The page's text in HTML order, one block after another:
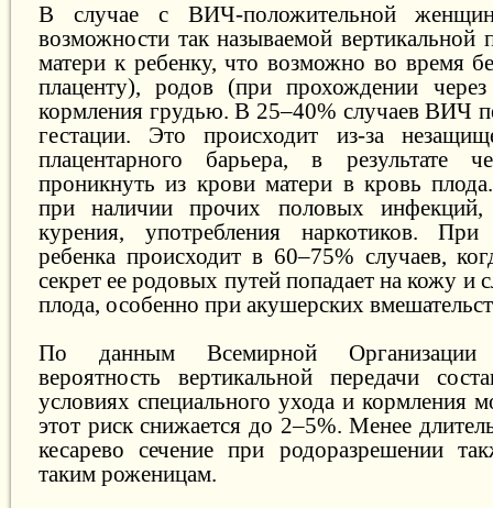
В случае с ВИЧ-положительной
возможности так называемой вертикальной
матери к ребенку, что возможно во время
плаценту), родов (при прохождении
кормления грудью. В 25–40% случаев ВИЧ
гестации. Это происходит из-за
плацентарного барьера, в результате
проникнуть из крови матери в кровь
при наличии прочих половых инфекций,
курения, употребления наркотиков.
ребенка происходит в 60–75% случаев,
секрет ее родовых путей попадает на кожу и
плода, особенно при акушерских
По данным Всемирной Организации
вероятность вертикальной передачи
условиях специального ухода и кормления
этот риск снижается до 2–5%. Менее
кесарево сечение при родоразрешении
таким роженицам.